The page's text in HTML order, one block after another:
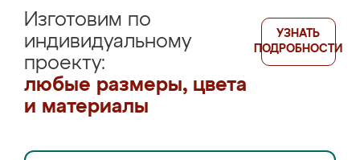
Изготовим по
индивидуальному
проекту:
любые размеры, цвета
и материалы
УЗНАТЬ
ПОДРОБНОСТИ